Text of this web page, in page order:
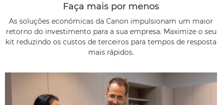
Faça mais por menos
As soluções económicas da Canon impulsionam um maior
retorno do investimento para a sua empresa. Maximize o seu
kit reduzindo os custos de terceiros para tempos de resposta
mais rápidos.